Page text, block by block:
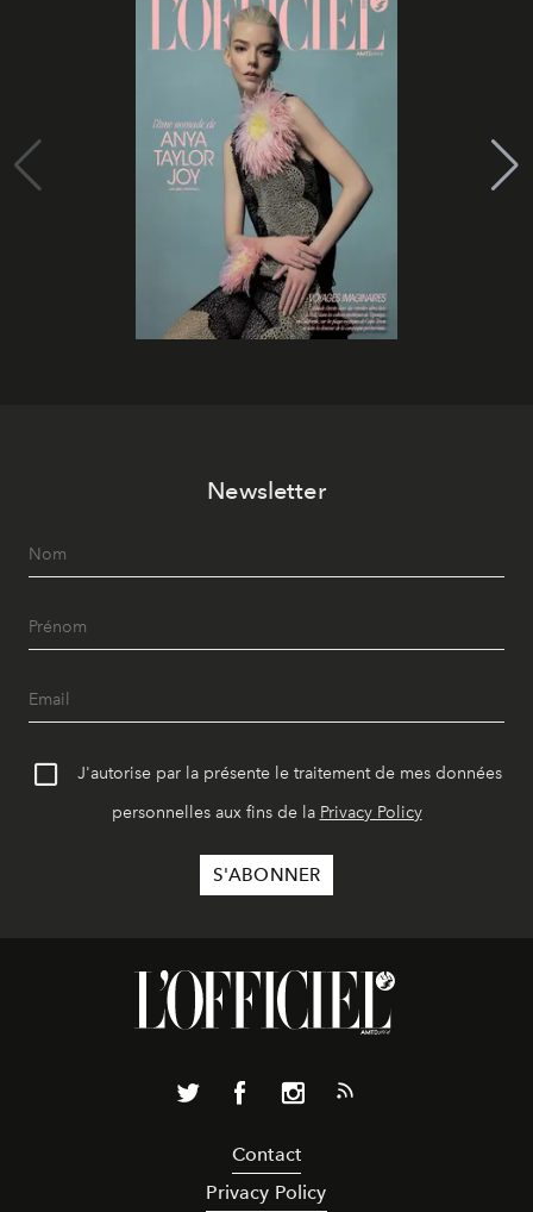
Newsletter
J'autorise par la présente le traitement de mes données
personnelles aux fins de la Privacy Policy
Contact
Privacy Policy